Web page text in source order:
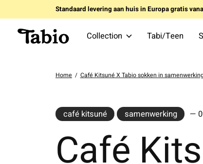
Standaard levering aan huis in Europa gratis
Collection Tabi/Teen
Home / Café Kitsuné X Tabio sokken in samenwerking
café kitsuné samenwerking —
Café